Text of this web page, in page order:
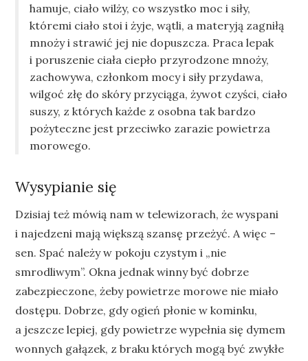
hamuje, ciało wilży, co wszystko moc i siły,
któremi ciało stoi i żyje, wątli, a materyją zagniłą
mnoży i strawić jej nie dopuszcza. Praca lepak
i poruszenie ciała ciepło przyrodzone mnoży,
zachowywa, członkom mocy i siły przydawa,
wilgoć złę do skóry przyciąga, żywot czyści, ciało
suszy, z których każde z osobna tak bardzo
pożyteczne jest przeciwko zarazie powietrza
morowego.
Wysypianie się
Dzisiaj też mówią nam w telewizorach, że wyspani
i najedzeni mają większą szansę przeżyć. A więc –
sen. Spać należy w pokoju czystym i „nie
smrodliwym”. Okna jednak winny być dobrze
zabezpieczone, żeby powietrze morowe nie miało
dostępu. Dobrze, gdy ogień płonie w kominku,
a jeszcze lepiej, gdy powietrze wypełnia się dymem
wonnych gałązek, z braku których mogą być zwykłe